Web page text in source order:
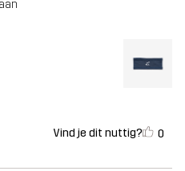
Vind je dit nuttig? 0